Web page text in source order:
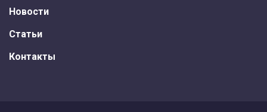
Новости
Статьи
Контакты